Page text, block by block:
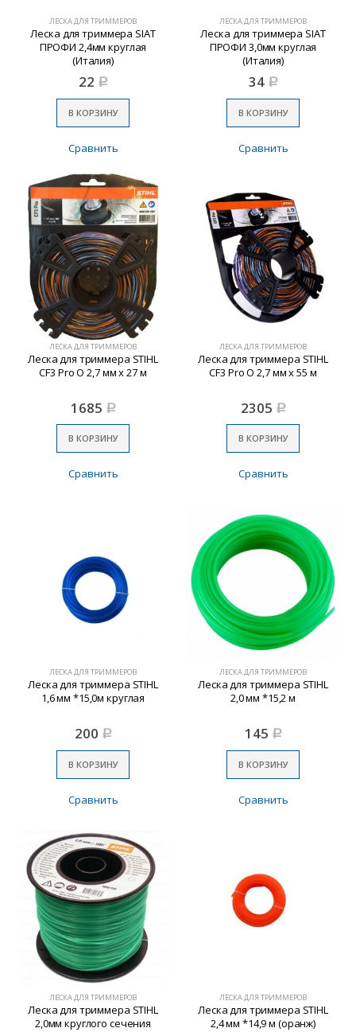
ЛЕСКА ДЛЯ ТРИММЕРОВ
Леска для триммера SIAT
ПРОФИ 2,4мм круглая
(Италия)
22 Р
В КОРЗИНУ
Сравнить
ЛЕСКА ДЛЯ ТРИММЕРОВ
Леска для триммера SIAT
ПРОФИ 3,0мм круглая
(Италия)
34 Р
В КОРЗИНУ
Сравнить
ЛЕСКА ДЛЯ ТРИММЕРОВ
Леска для триммера STIHL
CF3 Pro O 2,7 мм x 27 м
1685 Р
В КОРЗИНУ
Сравнить
ЛЕСКА ДЛЯ ТРИММЕРОВ
Леска для триммера STIHL
CF3 Pro O 2,7 мм x 55 м
2305 Р
В КОРЗИНУ
Сравнить
ЛЕСКА ДЛЯ ТРИММЕРОВ
Леска для триммера STIHL
1,6 мм *15,0м круглая
200 Р
В КОРЗИНУ
Сравнить
ЛЕСКА ДЛЯ ТРИММЕРОВ
Леска для триммера STIHL
2,0 мм *15,2 м
145 Р
В КОРЗИНУ
Сравнить
ЛЕСКА ДЛЯ ТРИММЕРОВ
Леска для триммера STIHL
2,0мм круглого сечения
ЛЕСКА ДЛЯ ТРИММЕРОВ
Леска для триммера STIHL
2,4 мм *14,9 м (оранж)